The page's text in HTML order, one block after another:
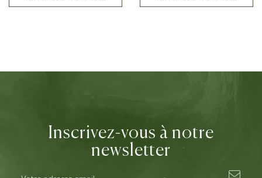
Inscrivez-vous à notre
newsletter